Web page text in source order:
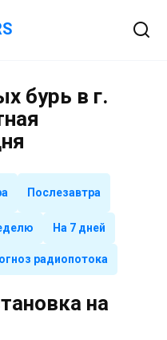
бурь в г.
Послезавтра
На 7 дней
радиопотока
на